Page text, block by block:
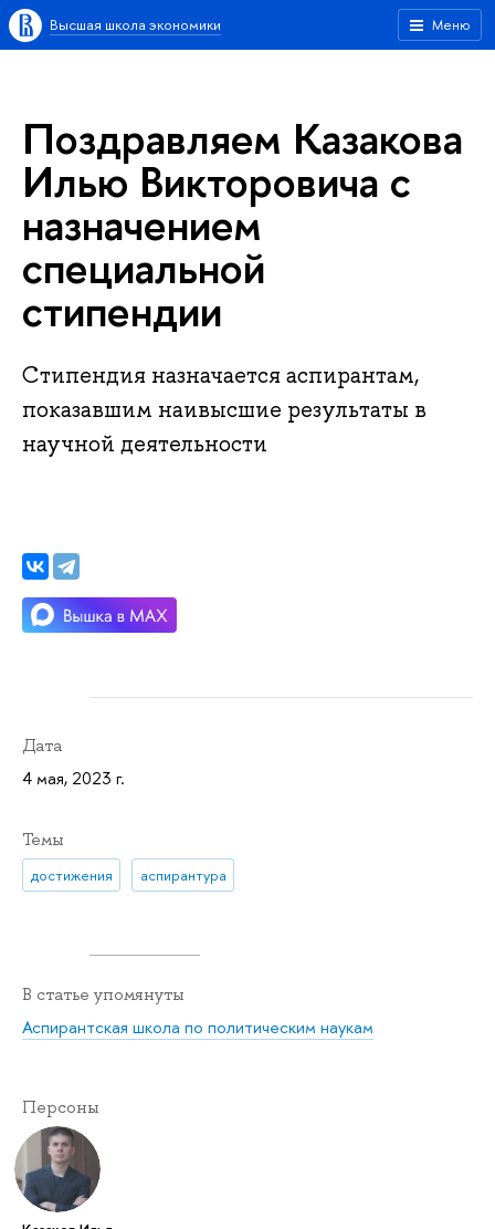
Меню
Высшая школа экономики
Поздравляем Казакова
Илью Викторовича с
назначением
специальной
стипендии
Стипендия назначается аспирантам,
показавшим наивысшие результаты в
научной деятельности
Дата
4 мая, 2023 г.
Темы
достижения аспирантура
В статье упомянуты
Аспирантская школа по политическим наукам
Персоны